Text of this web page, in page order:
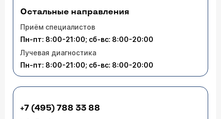
Остальные направления
Приём специалистов
Пн-пт: 8:00-21:00; сб-вс: 8:00-20:00
Лучевая диагностика
Пн-пт: 8:00-21:00; сб-вс: 8:00-20:00
+7 (495) 788 33 88